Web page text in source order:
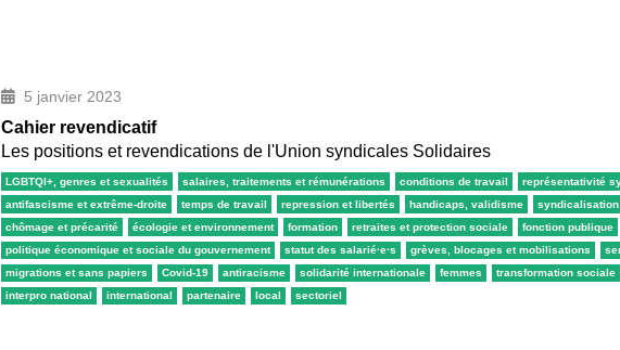
5 janvier 2023
Cahier revendicatif
Les positions et revendications de l'Union syndicales Solidaires
LGBTQI+, genres et sexualités salaires, traitements et rémunérations conditions de travail
représentativité
antifascisme et extrême-droite
temps de travail repression et libertés handicaps, validisme syndicalisation
chômage et précarité
écologie et environnement formation retraites et protection sociale fonction publique
politique économique et sociale du gouvernement
statut des salarié·e·s grèves, blocages et mobilisations
migrations et sans papiers
Covid-19 antiracisme solidarité internationale femmes transformation sociale
interpro national
international partenaire local sectoriel